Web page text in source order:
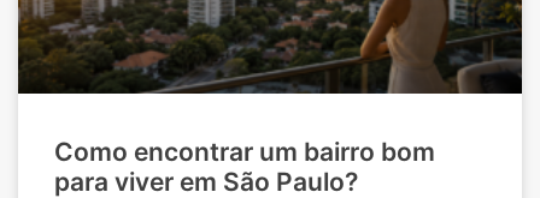
Como encontrar um bairro bom
para viver em São Paulo?